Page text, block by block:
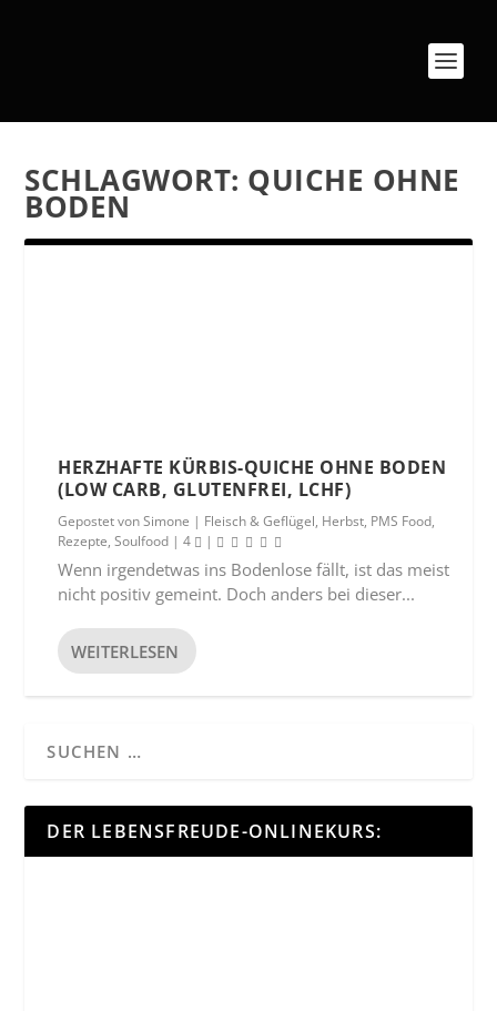
SCHLAGWORT: QUICHE OHNE
BODEN
HERZHAFTE KÜRBIS-QUICHE OHNE BODEN
(LOW CARB, GLUTENFREI, LCHF)
Gepostet vonSimone | Fleisch & Geflügel, Herbst, PMS Food,
Rezepte,Soulfood |4 |
Wenn irgendetwas ins Bodenlose fällt, ist das meist
nicht positiv gemeint. Doch anders bei dieser...
WEITERLESEN
DER LEBENSFREUDE-ONLINEKURS: